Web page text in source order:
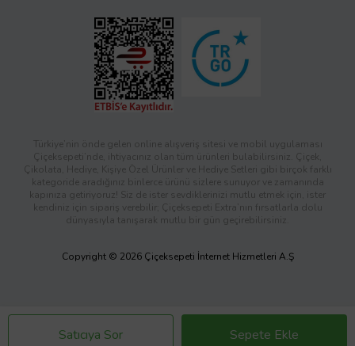
Satıcıya Sor Sepete Ekle
Türkiye’nin önde gelen online alışveriş sitesi ve mobil uygulaması
Çiçeksepeti’nde, ihtiyacınız olan tüm ürünleri bulabilirsiniz. Çiçek,
Çikolata, Hediye, Kişiye Özel Ürünler ve Hediye Setleri gibi birçok farklı
kategoride aradığınız binlerce ürünü sizlere sunuyor ve zamanında
kapınıza getiriyoruz! Siz de ister sevdiklerinizi mutlu etmek için, ister
kendiniz için sipariş verebilir; Çiçeksepeti Extra’nın fırsatlarla dolu
dünyasıyla tanışarak mutlu bir gün geçirebilirsiniz.
Copyright © 2026 Çiçeksepeti İnternet Hizmetleri A.Ş